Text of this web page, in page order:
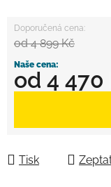
od 4 899 Kč
od 4 470
Tisk